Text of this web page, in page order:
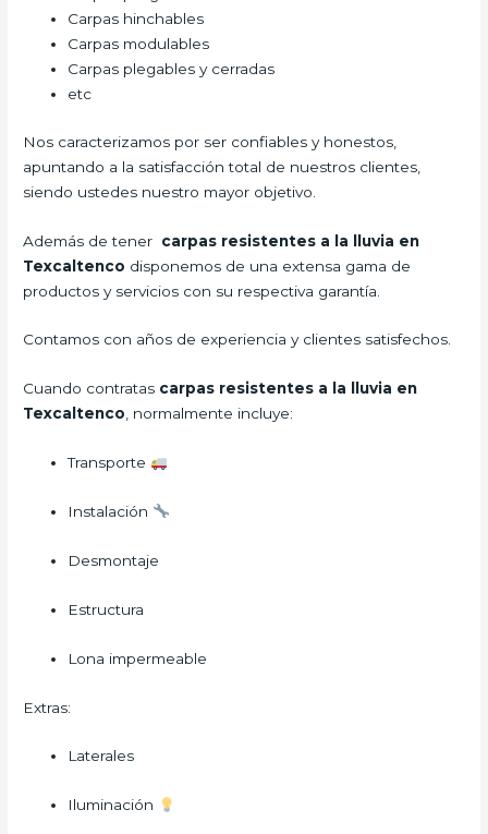
Carpas hinchables
Carpas modulables
Carpas plegables y cerradas
etc
Nos caracterizamos por ser confiables y honestos,
apuntando a la satisfacción total de nuestros clientes,
siendo ustedes nuestro mayor objetivo.
Además de tener carpas resistentes a la lluvia en
Texcaltenco disponemos de una extensa gama de
productos y servicios con su respectiva garantía.
Contamos con años de experiencia y clientes satisfechos.
Cuando contratas carpas resistentes a la lluvia en
Texcaltenco, normalmente incluye:
Transporte
Instalación
Desmontaje
Estructura
Lona impermeable
Extras:
Laterales
Iluminación